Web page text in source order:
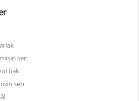
sen
bak
sen